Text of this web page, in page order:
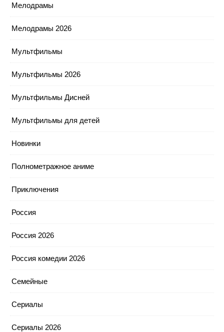
Мелодрамы
Мелодрамы 2026
Мультфильмы
Мультфильмы 2026
Мультфильмы Дисней
Мультфильмы для детей
Новинки
Полнометражное аниме
Приключения
Россия
Россия 2026
Россия комедии 2026
Семейные
Сериалы
Сериалы 2026